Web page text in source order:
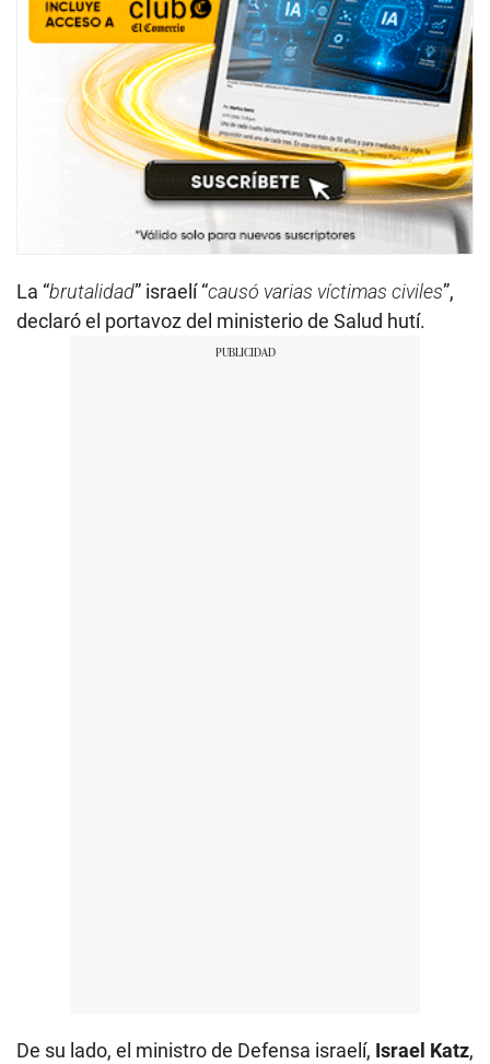
La “brutalidad” israelí “causó varias víctimas civiles”,
declaró el portavoz del ministerio de Salud hutí.
De su lado, el ministro de Defensa israelí, Israel Katz,